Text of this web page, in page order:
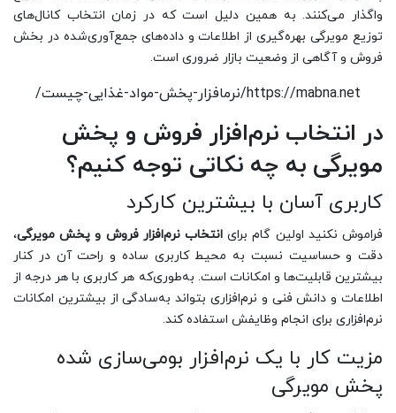
واگذار می‌کنند. به همین دلیل است که در زمان انتخاب کانال‌های
توزیع مویرگی بهره‌گیری از اطلاعات و داده‌های جمع‌آوری‌شده در بخش
فروش و آگاهی از وضعیت بازار ضروری است.
https://mabna.net/نرمافزار-پخش-مواد-غذایی-چیست/
در انتخاب نرم‌افزار فروش و پخش
مویرگی به چه نکاتی توجه کنیم؟
کاربری آسان با بیشترین کارکرد
فراموش نکنید اولین گام برای انتخاب نرم‌افزار فروش و پخش مویرگی،
دقت و حساسیت نسبت به محیط کاربری ساده‌ و راحت آن در کنار
بیشترین قابلیت‌ها و امکانات است. به‌طوری‌که هر کاربری با هر درجه از
اطلاعات و دانش فنی و نرم‌افزاری بتواند به‌سادگی از بیشترین امکانات
نرم‌افزاری برای انجام وظایفش استفاده کند.
مزیت کار با یک نرم‌افزار بومی‌سازی شده
پخش مویرگی